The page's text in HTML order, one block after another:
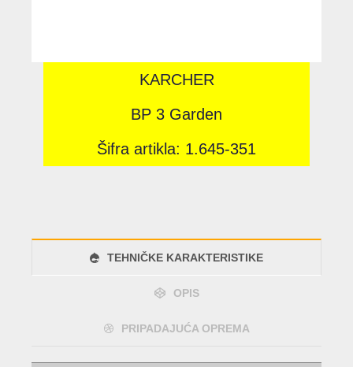
KARCHER
BP 3 Garden
Šifra artikla: 1.645-351
TEHNIČKE KARAKTERISTIKE
OPIS
PRIPADAJUĆA OPREMA